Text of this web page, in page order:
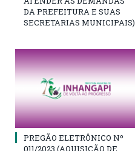
DA PREFEITURA E SUAS
SECRETARIAS MUNICIPAIS)
PREGÃO ELETRÔNICO Nº
011/2023 (AQUISIÇÃO DE